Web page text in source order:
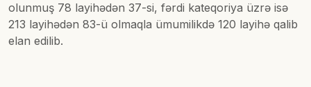
olunmuş 78 layihədən 37-si, fərdi kateqoriya üzrə isə
213 layihədən 83-ü olmaqla ümumilikdə 120 layihə qalib
elan edilib.